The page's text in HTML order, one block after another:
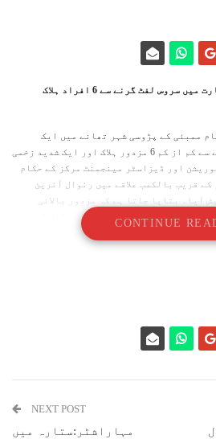
ممبئی:تھانے کی 40 منزلہ عمارت میں سروس لفٹ گرنے سے 6 افراد ہلاک
ممبئی کے پڑوسی شہر تھانے میں ایک
عمارت میں ایک سروس لفٹ گرنے سے کم از کم 6 مزدور ہلاک اور ایک شدید زخمی
اور ڈیزاسٹر مینجمنٹ مرکز کے حکام
قریب بالکمب علاقے میں رنوال آئرین
تقریباً 5.35 بجے پیش آیا۔ بتایا جاتا ہے کہ مزدور بالائی
پر کچھ واٹر پروفنگ کا کام مکمل کرنے
تھے۔ اچانک سفر کے دوران کئی ایک
ٹوٹ گئی اور لفٹ تیز رفتاری سے نیچے گر
جایا گیا۔ مرنے والوں میں یہ ہیں: مہندر
CONTINUE
NEXT POST
مہاراشٹر:ستارہ میں